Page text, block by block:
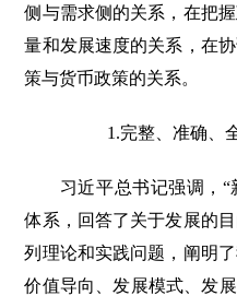
侧与需求侧的关系，在把
量和发展速度的关系，在
策与货币政策的关系。
1.完整、准确、
习近平总书记强调，“
体系，回答了关于发展的
列理论和实践问题，阐明
价值导向、发展模式、发